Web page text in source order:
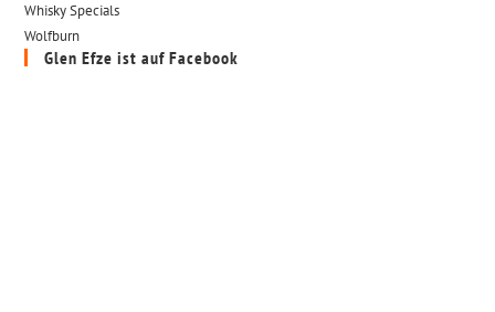
Whisky Specials
Wolfburn
Glen Efze ist auf Facebook